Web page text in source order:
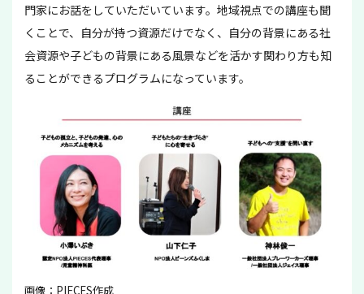
門家にお話をしていただいています。地域視点での講座も聞
くことで、自分が持つ資源だけでなく、自分の背景にある社
会資源や子どもの背景にある風景などを活かす関わり方も知
ることができるプログラムになっています。
画像：PIECES作成